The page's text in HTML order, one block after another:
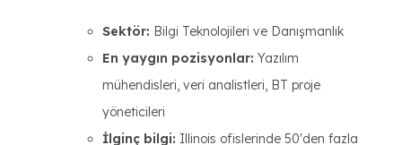
Sektör: Bilgi Teknolojileri ve Danışmanlık
En yaygın pozisyonlar: Yazılım
mühendisleri, veri analistleri, BT proje
yöneticileri
İlginç bilgi: Illinois ofislerinde 50'den fazla